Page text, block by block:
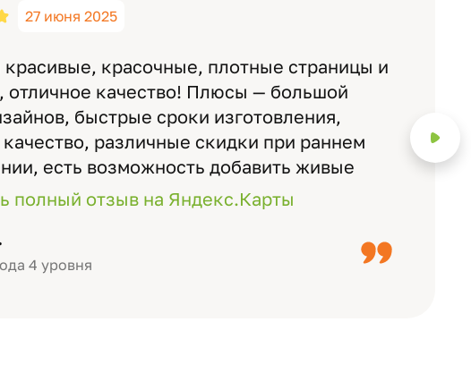
4 уровня
27 июня 2025
красочные, плотные страницы и
отличное качество! Плюсы — большой
быстрые сроки изготовления,
различные скидки при раннем
есть возможность добавить живые
можно смотреть через телефон
видео с детьми, воспитателями).
полный отзыв на Яндекс.Карты